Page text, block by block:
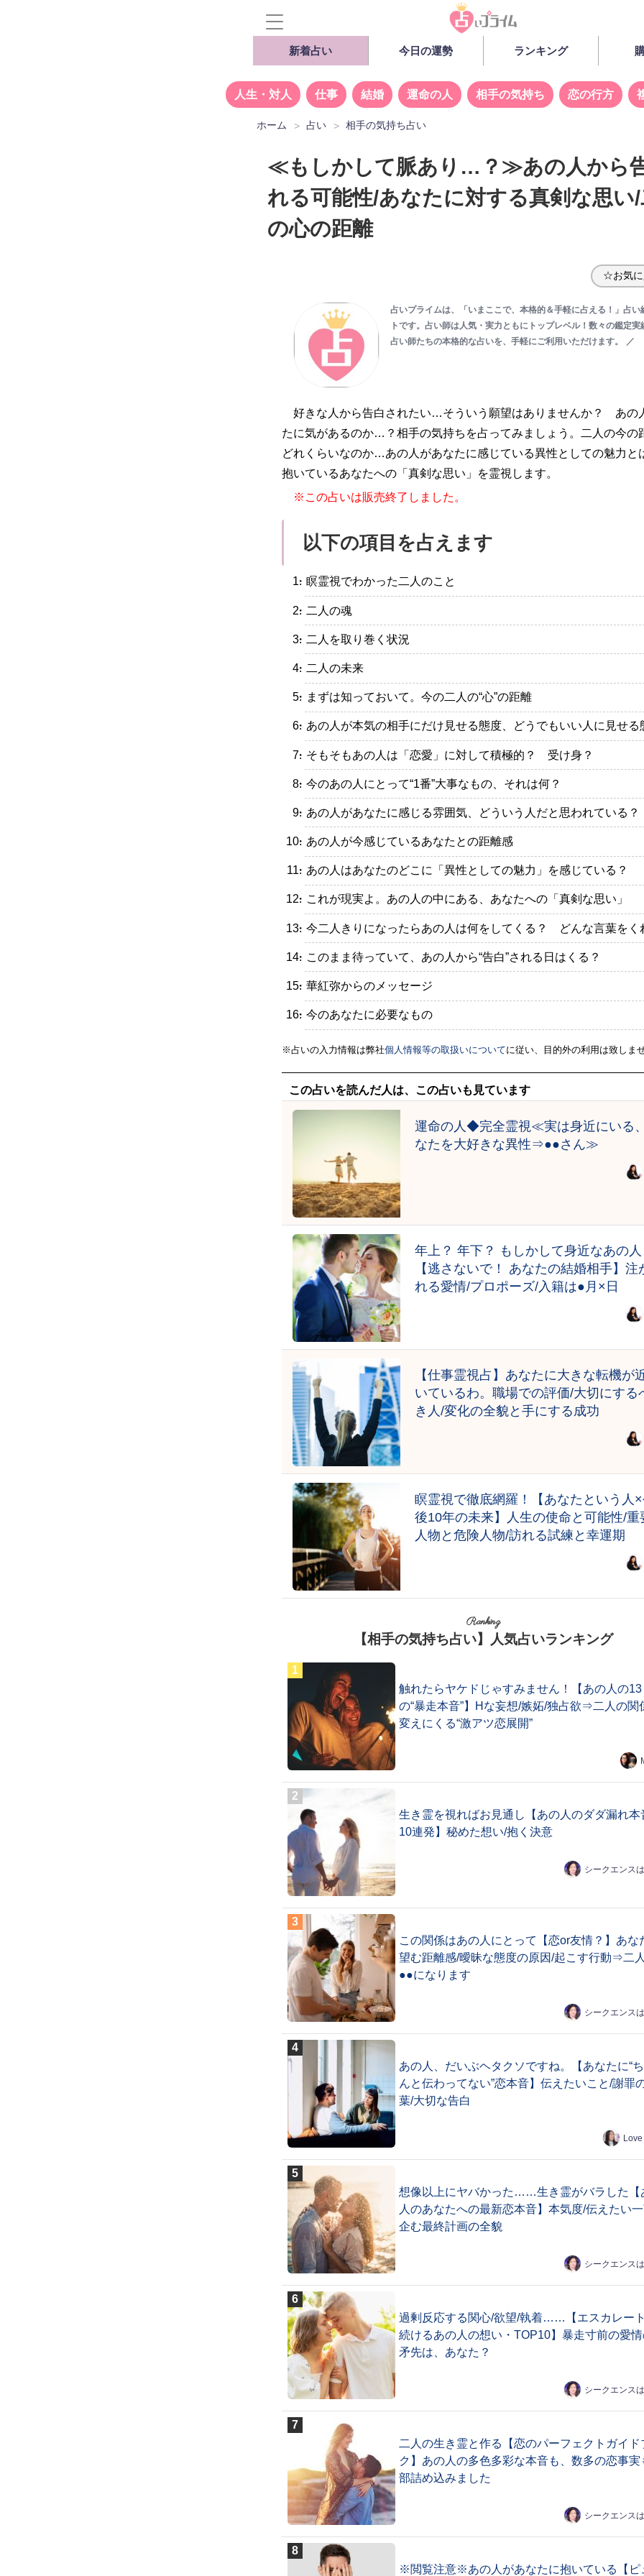
新着占い 今日の運勢 ランキング
人生・対人 仕事 結婚 運命の人 相手の気持ち 恋の行方
ホーム 占い 相手の気持ち占い
≪もしかして脈あり…？≫あの人から
れる可能性/あなたに対する真剣な思い/
の心の距離
☆お気に
占いプライムは、「いまここで、本格的＆手軽に占える！」占い
トです。占い師は人気・実力ともにトップレベル！数々の鑑定実
占い師たちの本格的な占いを、手軽にご利用いただけます。
／
好きな人から告白されたい…そういう願望はありませんか？ あの
たに気があるのか…？相手の気持ちを占ってみましょう。二人の今の
どれくらいなのか…あの人があなたに感じている異性としての魅力と
抱いているあなたへの「真剣な思い」を霊視します。
※この占いは販売終了しました。
以下の項目を占えます
・瞑霊視でわかった二人のこと
・二人の魂
・二人を取り巻く状況
・二人の未来
・まずは知っておいて。今の二人の“心”の距離
・あの人が本気の相手にだけ見せる態度、どうでもいい人に見せる
・そもそもあの人は「恋愛」に対して積極的？ 受け身？
・今のあの人にとって“1番”大事なもの、それは何？
・あの人があなたに感じる雰囲気、どういう人だと思われている？
・あの人が今感じているあなたとの距離感
・あの人はあなたのどこに「異性としての魅力」を感じている？
・これが現実よ。あの人の中にある、あなたへの「真剣な思い」
・今二人きりになったらあの人は何をしてくる？ どんな言葉をく
・このまま待っていて、あの人から“告白”される日はくる？
・華紅弥からのメッセージ
・今のあなたに必要なもの
※占いの入力情報は弊社個人情報等の取扱いについてに従い、目的外の利用は致しませ
この占いを読んだ人は、この占いも見ています
運命の人◆完全霊視≪実は身近にいる
なたを大好きな異性⇒●●さん≫
年上？ 年下？ もしかして身近なあの人
【逃さないで！ あなたの結婚相手】注
れる愛情/プロポーズ/入籍は●月×日
【仕事霊視占】あなたに大きな転機が
いているわ。職場での評価/大切にする
き人/変化の全貌と手にする成功
瞑霊視で徹底網羅！【あなたという人
後10年の未来】人生の使命と可能性/重
人物と危険人物/訪れる試練と幸運期
Ranking
【相手の気持ち占い】人気占いランキング
触れたらヤケドじゃすみません！【あの人の13
の“暴走本音”】Hな妄想/嫉妬/独占欲⇒二人の関
変えにくる“激アツ恋展開”
生き霊を視ればお見通し【あの人のダダ漏れ
10連発】秘めた想い/抱く決意
シークエンス
この関係はあの人にとって【恋or友情？】あな
望む距離感/曖昧な態度の原因/起こす行動⇒二
●●になります
シークエンス
あの人、だいぶヘタクソですね。【あなたに“
んと伝わってない”恋本音】伝えたいこと/謝罪
葉/大切な告白
想像以上にヤバかった……生き霊がバラした【
人のあなたへの最新恋本音】本気度/伝えたい
企む最終計画の全貌
シークエンス
過剰反応する関心/欲望/執着……【エスカレー
続けるあの人の想い・TOP10】暴走寸前の愛
矛先は、あなた？
シークエンス
二人の生き霊と作る【恋のパーフェクトガイド
ク】あの人の多色多彩な本音も、数多の恋事実
部詰め込みました
シークエンス
※閲覧注意※あの人があなたに抱いている【ピ